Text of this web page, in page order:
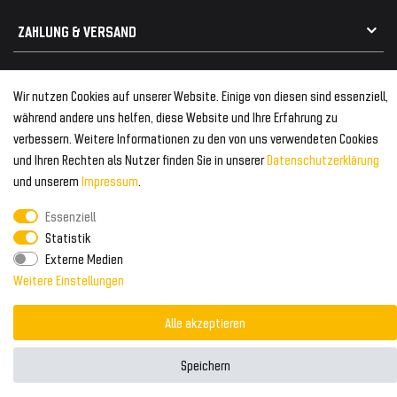
Wir nutzen Cookies auf unserer Website. Einige von diesen sind essenziell,
während andere uns helfen, diese Website und Ihre Erfahrung zu
verbessern. Weitere Informationen zu den von uns verwendeten Cookies
und Ihren Rechten als Nutzer finden Sie in unsererDaten­schutz­erklärung
und unserem Impressum.
Essenziell
Statistik
Externe Medien
Weitere Einstellungen
Alle akzeptieren
Speichern
Kühlergrill
Rückleuchten
ZAHLUNG & VERSAND
Zahlungsanbieter
Versand & Zahlung
WELTWEITER VERSAND
© 2026 Tuning Fanatics Powered by